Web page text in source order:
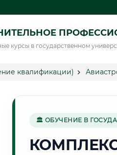
курсы в государственном
квалификации)
🏛 ОБУЧЕНИЕ В